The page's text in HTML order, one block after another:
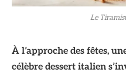
Le
À l’approche des fêtes,
célèbre dessert italien